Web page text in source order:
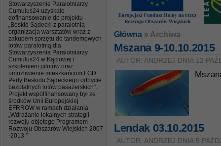
Stowarzyszenie Paralotniarzy
Cumulus24 uzyskało
dofinansowanie do projektu
„Beskid Sądecki z paralotnią –
organizacja warsztatów wraz z
zakupem sprzętu do tandemowych
lotów paralotnią dla
Stowarzyszenia Paralotniarzy
Cumulus24 w Kąclowej i
szkoleniem pilotów oraz
umożliwienie mieszkańcom LGD
Perły Beskidu Sądeckiego odbycie
bezpłatnych lotów pasażerskich”.
Projekt współfinansowany był ze
środków Unii Europejskiej
EFRROW w ramach działania
„Wdrażanie lokalnych strategii
rozwoju objętego Programem
Rozwoju Obszarów Wiejskich 2007
-2013.”
Główna » Archiwa
Mszana 9-10.10.2015
AUTOR: ANDRZEJ DNIA 12
Lendak 03.10.2015
AUTOR: ANDRZEJ DNIA 5